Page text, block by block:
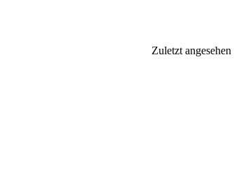
Zuletzt angesehen